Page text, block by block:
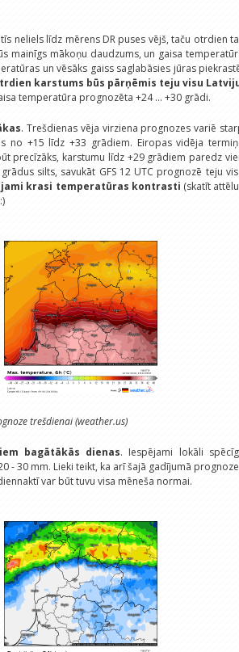
neliels līdz mērens DR puses vējš, taču otrdien
mainīgs mākoņu daudzums, un gaisa
un vēsāks gaiss saglabāsies jūras
karstums būs pārņēmis teju visu
temperatūra prognozēta +24 ... +30 grādi.
. Trešdienas vēja virziena prognozes variē
no +15 līdz +33 grādiem. Eiropas vidēja
precīzāks, karstumu līdz +29 grādiem paredz
silts, savukāt GFS 12 UTC prognozē teju
krasi temperatūras kontrasti (skatīt
trešdienai (weather.us)
bagātākās dienas. Iespējami lokāli
- 30 mm. Lieki teikt, ka arī šajā gadījumā
var būt tuvu visa mēneša normai.